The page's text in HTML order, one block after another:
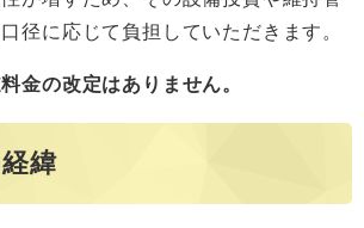
径に応じて負担していただきます。
金の改定はありません。
緯